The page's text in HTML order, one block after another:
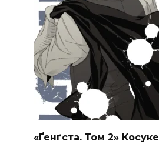
«Ґенґста. Том 2» Косуке